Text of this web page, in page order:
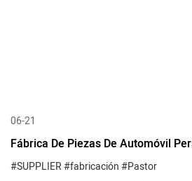
06-21
Fábrica De Piezas De Automóvil
#SUPPLIER#fabricación#Pastor